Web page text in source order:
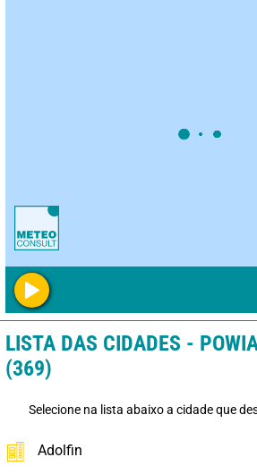
LISTA DAS CIDADES -
(369)
Selecione na lista abaixo a cidade que
Adolfin